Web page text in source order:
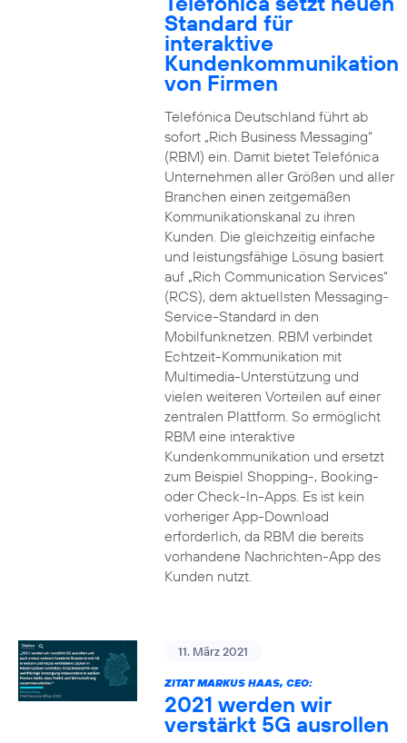
Standard für
interaktive
Kundenkommunikation
von Firmen
Telefónica Deutschland führt ab
sofort „Rich Business Messaging“
(RBM) ein. Damit bietet Telefónica
Unternehmen aller Größen und aller
Branchen einen zeitgemäßen
Kommunikationskanal zu ihren
Kunden. Die gleichzeitig einfache
und leistungsfähige Lösung basiert
auf „Rich Communication Services“
(RCS), dem aktuellsten Messaging-
Service-Standard in den
Mobilfunknetzen. RBM verbindet
Echtzeit-Kommunikation mit
Multimedia-Unterstützung und
vielen weiteren Vorteilen auf einer
zentralen Plattform. So ermöglicht
RBM eine interaktive
Kundenkommunikation und ersetzt
zum Beispiel Shopping-, Booking-
oder Check-In-Apps. Es ist kein
vorheriger App-Download
erforderlich, da RBM die bereits
vorhandene Nachrichten-App des
Kunden nutzt.
11. März 2021
ZITAT MARKUS HAAS, CEO:
2021 werden wir
verstärkt 5G ausrollen